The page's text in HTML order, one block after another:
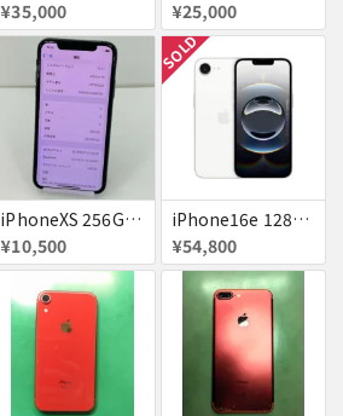
¥35,000
¥25,000
iPhoneXS 256GB 赤ロム 超美品 SoftBank ジャンク スペースグレイ MTE02J/A 送料無料
¥10,500
SOLD
iPhone16e 128GB ホワイト 送料無料
¥54,800